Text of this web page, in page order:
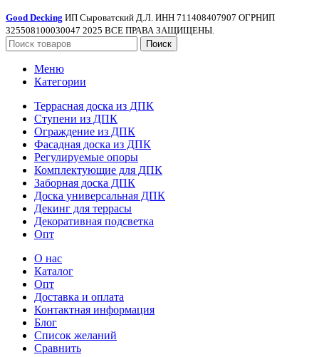
Good Decking ИП Сыроватский Д.Л. ИНН 711408407907 ОГРНИП
325508100030047 2025 ВСЕ ПРАВА ЗАЩИЩЕНЫ.
Поиск
Меню
Категории
Террасная доска из ДПК
Ступени из ДПК
Ограждение из ДПК
Фасадная доска из ДПК
Регулируемые опоры
Комплектующие для ДПК
Заборная доска ДПК
Доска универсальная ДПК
Декинг для террасы
Декоративная подсветка
Опт
О нас
Каталог
Опт
Доставка и оплата
Контактная информация
Блог
Список желаний
Сравнить